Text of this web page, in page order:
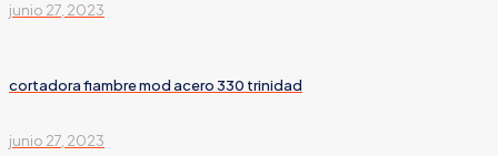
junio 27, 2023
cortadora fiambre mod acero 330 trinidad
junio 27, 2023